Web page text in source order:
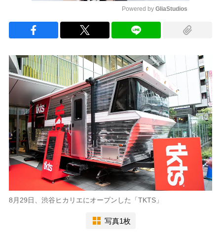
Powered by GliaStudios
8月29日、渋谷ヒカリエにオープンした「TKTS」
写真1枚